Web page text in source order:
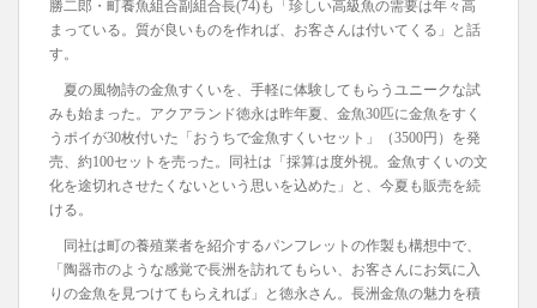
勝二郎・町養魚組合副組合長(74)も「珍しい高級魚の需要は年々高
まっている。質が良いものを作れば、お客さんは付いてくる」と話
す。
夏の風物詩の金魚すくいを、手軽に体験してもらうユニークな試
みも始まった。アクアランド徳永は昨年夏、金魚30匹に金魚をすく
うポイが30枚付いた「おうちで金魚すくいセット」（3500円）を発
売、約100セットを売った。同社は「採算は度外視。金魚すくいの文
化を途切れさせたくないという思いを込めた」と、今夏も販売を続
ける。
同社は町の養殖業者を紹介するパンフレットの作製も構想中で、
「陶器市のような感覚で長洲を訪れてもらい、お客さんにお気に入
りの金魚を見つけてもらえれば」と徳永さん。長洲金魚の魅力を積